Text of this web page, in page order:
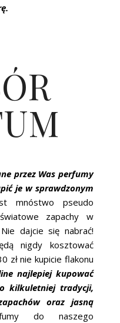
przez Was perfumy
je w sprawdzonym
mnóstwo pseudo
zapachy w
dajcie się nabrać!
nigdy kosztować
zł nie kupicie flakonu
najlepiej kupować
kilkuletniej tradycji,
oraz jasną
do naszego